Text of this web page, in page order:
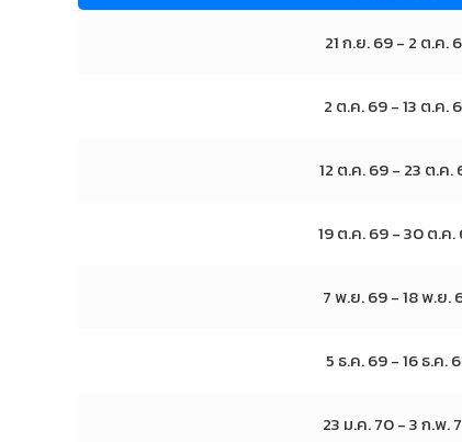
21 ก.ย. 69 - 2 ต.ค.
2 ต.ค. 69 - 13 ต.ค.
12 ต.ค. 69 - 23 ต.ค.
19 ต.ค. 69 - 30 ต.ค.
7 พ.ย. 69 - 18 พ.ย.
5 ธ.ค. 69 - 16 ธ.ค.
23 ม.ค. 70 - 3 ก.พ.